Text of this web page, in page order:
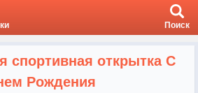
Поиск
спортивная открытка С
Рождения